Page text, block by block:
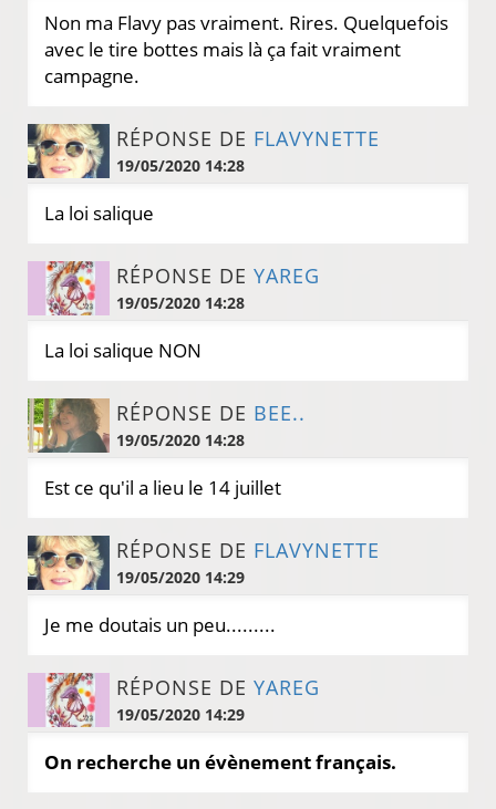
Non ma Flavy pas vraiment. Rires. Quelquefois
avec le tire bottes mais là ça fait vraiment
campagne.
RÉPONSE DE FLAVYNETTE
19/05/2020 14:28
La loi salique
RÉPONSE DE YAREG
19/05/2020 14:28
La loi salique NON
RÉPONSE DE BEE..
19/05/2020 14:28
Est ce qu'il a lieu le 14 juillet
RÉPONSE DE FLAVYNETTE
19/05/2020 14:29
Je me doutais un peu.........
RÉPONSE DE YAREG
19/05/2020 14:29
On recherche un évènement français.